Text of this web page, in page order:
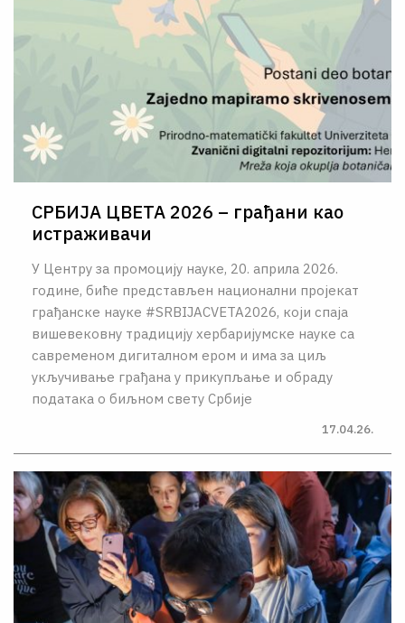
СРБИЈА ЦВЕТА 2026 – грађани као
истраживачи
У Центру за промоцију науке, 20. априла 2026.
године, биће представљен национални пројекат
грађанске науке #SRBIJACVETA2026, који спаја
вишевековну традицију хербаријумске науке са
савременом дигиталном ером и има за циљ
укључивање грађана у прикупљање и обраду
података о биљном свету Србије
17.04.26.